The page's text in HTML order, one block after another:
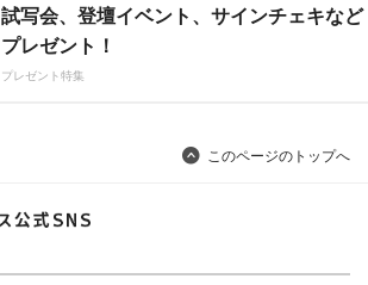
試写会、登壇イベント、サインチェキなど
プレゼント！
プレゼント特集
このページのトップへ